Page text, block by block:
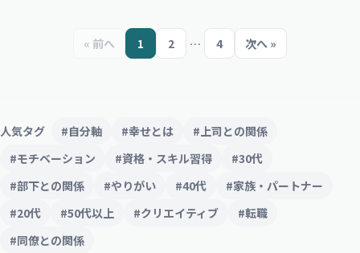
« 前へ 1 2 … 4 次へ »
人気タグ #自分軸 #幸せとは
#上司との関係
#モチベーション
#資格・スキル習得
#30代
#部下との関係
#やりがい #40代
#家族・パートナー
#20代
#50代以上 #クリエイティブ
#転職
#同僚との関係